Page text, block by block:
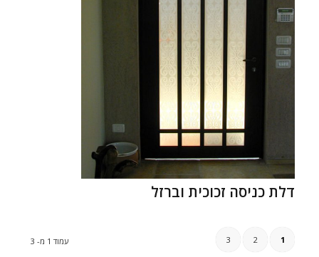
דלת כניסה זכוכית וברזל
עמוד 1 מ- 3 1
2
3